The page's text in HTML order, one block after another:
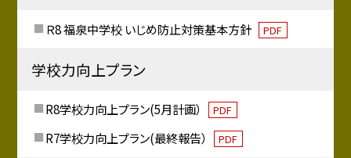
Ｒ8 福泉中学校 いじめ防止対策基本方針 PDF
学校力向上プラン
R8学校力向上プラン(5月計画） PDF
R7学校力向上プラン(最終報告） PDF